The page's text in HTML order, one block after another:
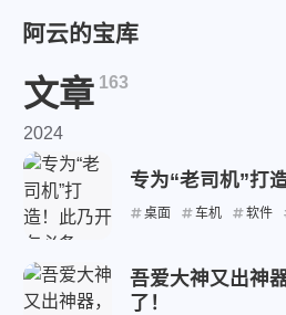
阿云的宝库
文章 163
2024
专为“老司机”打
桌面 车机 软件
吾爱大神又出神
了！